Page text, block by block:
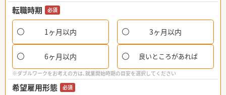
転職時期 必須
1ヶ月以内 3ヶ月以内
6ヶ月以内 良いところがあれば
※ダブルワークをお考えの方は、就業開始時期の目安を選択してください
希望雇用形態 必須